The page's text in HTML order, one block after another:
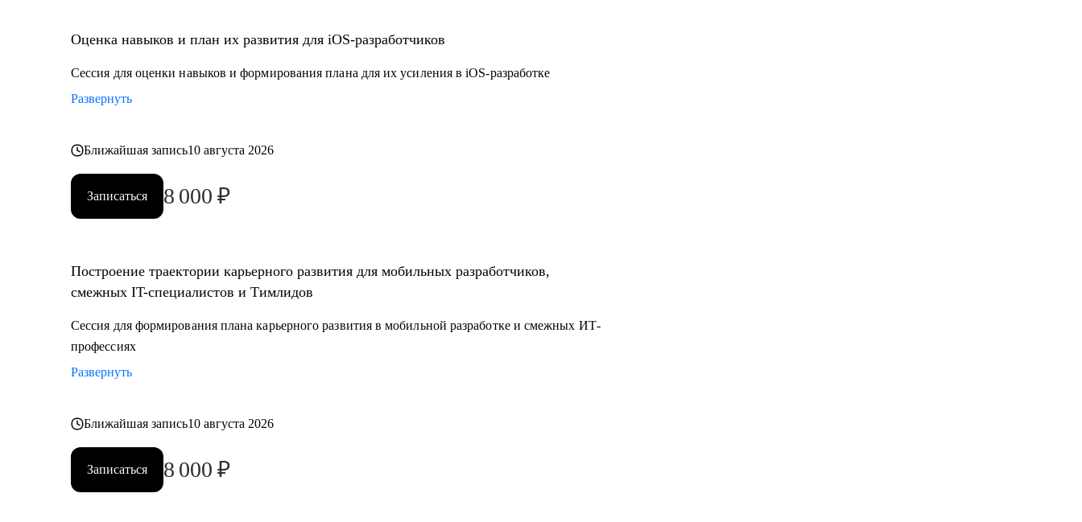
• IT-лидам, кто недавно стал руководителем, и Project-менеджерам
• Тестировщикам, аналитикам, Data-инженерам, backend- и frontend-разработчикам
Оценка навыков и план их развития для iOS-разработчиков
Сессия для оценки навыков и формирования плана для их усиления в iOS-разработке
Развернуть
Ближайшая запись10 августа 2026
Записаться 8 000 ₽
Построение траектории карьерного развития для мобильных разработчиков,
смежных IT-специалистов и Тимлидов
Сессия для формирования плана карьерного развития в мобильной разработке и смежных ИТ-
профессиях
Развернуть
Ближайшая запись10 августа 2026
Записаться 8 000 ₽